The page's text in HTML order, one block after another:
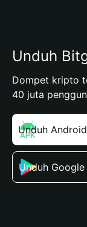
Unduh
Dompet kripto
40 juta
Unduh
Unduh Google